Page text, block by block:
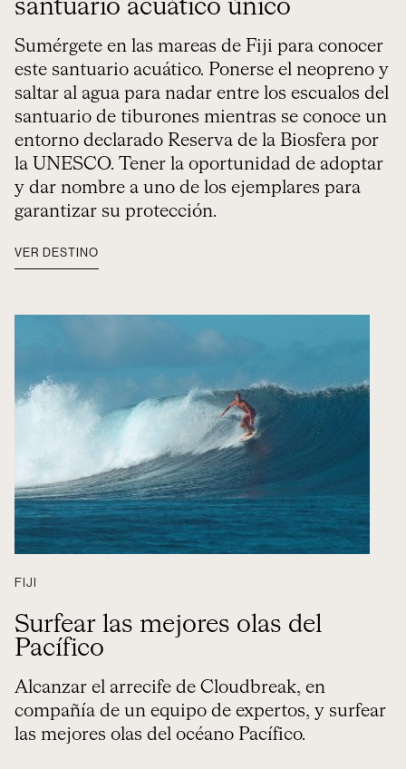
santuario acuático único
Sumérgete en las mareas de Fiji para conocer
este santuario acuático. Ponerse el neopreno y
saltar al agua para nadar entre los escualos del
santuario de tiburones mientras se conoce un
entorno declarado Reserva de la Biosfera por
la UNESCO. Tener la oportunidad de adoptar
y dar nombre a uno de los ejemplares para
garantizar su protección.
VER DESTINO
FIJI
Surfear las mejores olas del
Pacífico
Alcanzar el arrecife de Cloudbreak, en
compañía de un equipo de expertos, y surfear
las mejores olas del océano Pacífico.